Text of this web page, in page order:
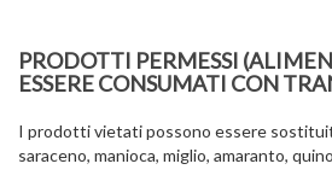
PRODOTTI PERMESSI
ESSERE CONSUMATI CON
I prodotti vietati possono essere
saraceno, manioca, miglio, amaranto,